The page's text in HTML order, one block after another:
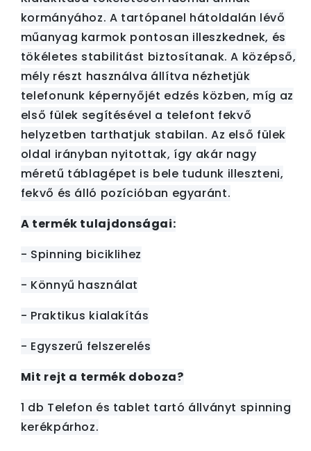
kormányához. A tartópanel hátoldalán lévő
műanyag karmok pontosan illeszkednek, és
tökéletes stabilitást biztosítanak. A középső,
mély részt használva állítva nézhetjük
telefonunk képernyőjét edzés közben, míg az
első fülek segítésével a telefont fekvő
helyzetben tarthatjuk stabilan. Az első fülek
oldal irányban nyitottak, így akár nagy
méretű táblagépet is bele tudunk illeszteni,
fekvő és álló pozícióban egyaránt.
A termék tulajdonságai:
- Spinning biciklihez
- Könnyű használat
- Praktikus kialakítás
- Egyszerű felszerelés
Mit rejt a termék doboza?
1 db Telefon és tablet tartó állványt spinning
kerékpárhoz.